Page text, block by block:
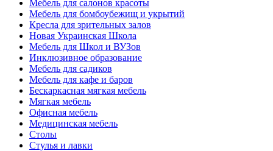
Мебель для салонов красоты
Мебель для бомбоубежищ и укрытий
Кресла для зрительных залов
Новая Украинская Школа
Мебель для Школ и ВУЗов
Инклюзивное образование
Мебель для садиков
Мебель для кафе и баров
Бескаркасная мягкая мебель
Мягкая мебель
Офисная мебель
Медицинская мебель
Столы
Стулья и лавки